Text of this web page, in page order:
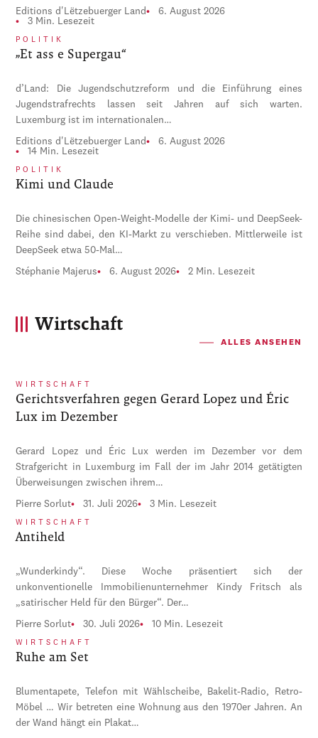
Editions d'Lëtzebuerger Land
6. August 2026
3 Min. Lesezeit
POLITIK
„Et ass e Supergau“
d’Land: Die Jugendschutzreform und die Einführung eines
Jugendstrafrechts lassen seit Jahren auf sich warten.
Luxemburg ist im internationalen…
Editions d'Lëtzebuerger Land
6. August 2026
14 Min. Lesezeit
POLITIK
Kimi und Claude
Die chinesischen Open-Weight-Modelle der Kimi- und DeepSeek-
Reihe sind dabei, den KI-Markt zu verschieben. Mittlerweile ist
DeepSeek etwa 50-Mal…
Stéphanie Majerus 6. August 2026 2 Min. Lesezeit
Wirtschaft
ALLES ANSEHEN
WIRTSCHAFT
Gerichtsverfahren gegen Gerard Lopez und Éric
Lux im Dezember
Gerard Lopez und Éric Lux werden im Dezember vor dem
Strafgericht in Luxemburg im Fall der im Jahr 2014 getätigten
Überweisungen zwischen ihrem…
Pierre Sorlut 31. Juli 2026 3 Min. Lesezeit
WIRTSCHAFT
Antiheld
„Wunderkindy“. Diese Woche präsentiert sich der
unkonventionelle Immobilienunternehmer Kindy Fritsch als
„satirischer Held für den Bürger“. Der…
Pierre Sorlut 30. Juli 2026 10 Min. Lesezeit
WIRTSCHAFT
Ruhe am Set
Blumentapete, Telefon mit Wählscheibe, Bakelit-Radio, Retro-
Möbel … Wir betreten eine Wohnung aus den 1970er Jahren. An
der Wand hängt ein Plakat…